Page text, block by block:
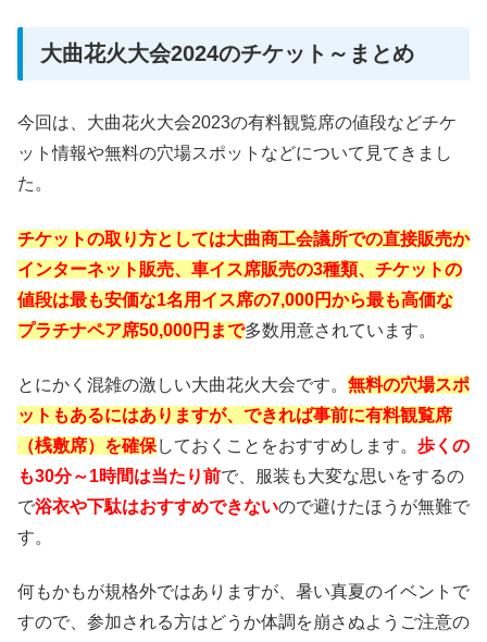
大曲花火大会2024のチケット～まとめ
今回は、大曲花火大会2023の有料観覧席の値段などチケ
ット情報や無料の穴場スポットなどについて見てきまし
た。
チケットの取り方としては大曲商工会議所での直接販売か
インターネット販売、車イス席販売の3種類、チケットの
値段は最も安価な1名用イス席の7,000円から最も高価な
プラチナペア席50,000円まで多数用意されています。
とにかく混雑の激しい大曲花火大会です。 無料の穴場スポ
ットもあるにはありますが、できれば事前に有料観覧席
（桟敷席）を確保しておくことをおすすめします。 歩くの
も30分～1時間は当たり前で、服装も大変な思いをするの
で浴衣や下駄はおすすめできないので避けたほうが無難で
す。
何もかもが規格外ではありますが、暑い真夏のイベントで
すので、参加される方はどうか体調を崩さぬようご注意の